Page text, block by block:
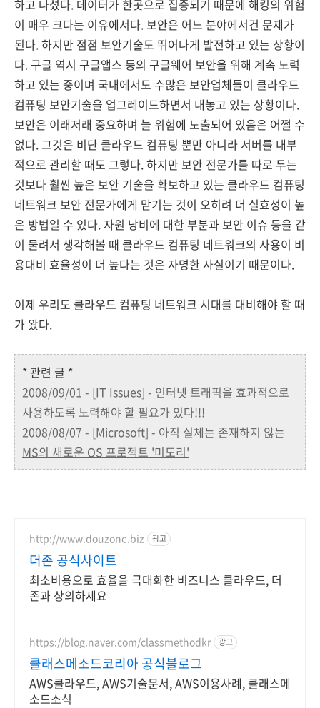
하고 나섰다. 데이터가 한곳으로 집중되기 때문에 해킹의 위험
이 매우 크다는 이유에서다. 보안은 어느 분야에서건 문제가
된다. 하지만 점점 보안기술도 뛰어나게 발전하고 있는 상황이
다. 구글 역시 구글앱스 등의 구글웨어 보안을 위해 계속 노력
하고 있는 중이며 국내에서도 수많은 보안업체들이 클라우드
컴퓨팅 보안기술을 업그레이드하면서 내놓고 있는 상황이다.
보안은 이래저래 중요하며 늘 위험에 노출되어 있음은 어쩔 수
없다. 그것은 비단 클라우드 컴퓨팅 뿐만 아니라 서버를 내부
적으로 관리할 때도 그렇다. 하지만 보안 전문가를 따로 두는
것보다 훨씬 높은 보안 기술을 확보하고 있는 클라우드 컴퓨팅
네트워크 보안 전문가에게 맡기는 것이 오히려 더 실효성이 높
은 방법일 수 있다. 자원 낭비에 대한 부분과 보안 이슈 등을 같
이 물려서 생각해볼 때 클라우드 컴퓨팅 네트워크의 사용이 비
용대비 효율성이 더 높다는 것은 자명한 사실이기 때문이다.
이제 우리도 클라우드 컴퓨팅 네트워크 시대를 대비해야 할 때
가 왔다.
* 관련 글 *
2008/09/01 - [IT Issues] - 인터넷 트래픽을 효과적으로
사용하도록 노력해야 할 필요가 있다!!!
2008/08/07 - [Microsoft] - 아직 실체는 존재하지 않는
MS의 새로운 OS 프로젝트 '미도리'
http://www.douzone.biz 광고
더존 공식사이트
최소비용으로 효율을 극대화한 비즈니스 클라우드, 더
존과 상의하세요
https://blog.naver.com/classmethodkr 광고
클래스메소드코리아 공식블로그
AWS클라우드, AWS기술문서, AWS이용사례, 클래스메
소드소식